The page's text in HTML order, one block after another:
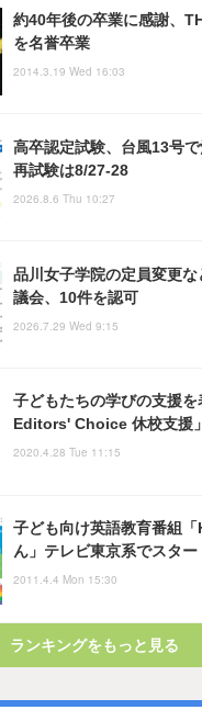
約40年後の卒業に感謝、
を名誉卒業
2014.3.19 Wed 16:03
高卒認定試験、台風13号
再試験は8/27-28
2026.8.6 Thu 10:27
品川女子学院の定員変更
議会、10件を認可
2026.7.29 Wed 9:15
子どもたちの学びの支援
Editors' Choice 休校支援」
2020.4.28 Tue 11:15
子ども向け英語教育番組
ん」テレビ東京系でスター
2011.4.4 Mon 15:30
ランキングをもっと見る